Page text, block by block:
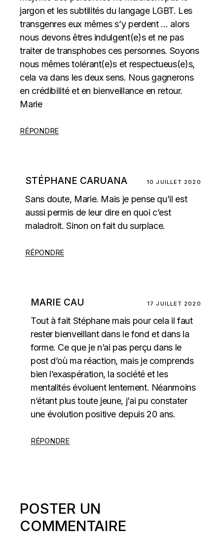
jargon et les subtilités du langage LGBT. Les
transgenres eux mêmes s’y perdent … alors
nous devons êtres indulgent(e)s et ne pas
traiter de transphobes ces personnes. Soyons
nous mêmes tolérant(e)s et respectueus(e)s,
cela va dans les deux sens. Nous gagnerons
en crédibilité et en bienveillance en retour.
Marie
RÉPONDRE
STÉPHANE CARUANA 10 JUILLET 2020
Sans doute, Marie. Mais je pense qu’il est
aussi permis de leur dire en quoi c’est
maladroit. Sinon on fait du surplace.
RÉPONDRE
MARIE CAU 17 JUILLET 2020
Tout à fait Stéphane mais pour cela il faut
rester bienveillant dans le fond et dans la
forme. Ce que je n’ai pas perçu dans le
post d’où ma réaction, mais je comprends
bien l’exaspération, la société et les
mentalités évoluent lentement. Néanmoins
n’étant plus toute jeune, j’ai pu constater
une évolution positive depuis 20 ans.
RÉPONDRE
POSTER UN
COMMENTAIRE